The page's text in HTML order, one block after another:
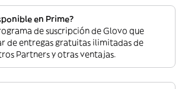
en Prime?
de suscripción de Glovo que
de entregas gratuitas ilimitadas de
Partners y otras ventajas.